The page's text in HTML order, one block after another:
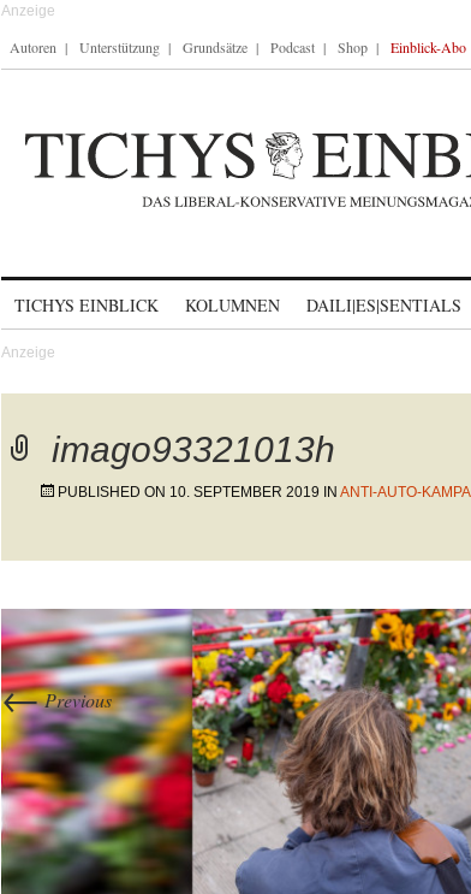
Autoren Unterstützung Grundsätze Podcast Shop Einblick-Abo
TICHYS EINBLICK KOLUMNEN DAILI|ES|SENTIALS
imago93321013h
PUBLISHED ON 10. SEPTEMBER 2019 IN ANTI-AUTO-
←Previous